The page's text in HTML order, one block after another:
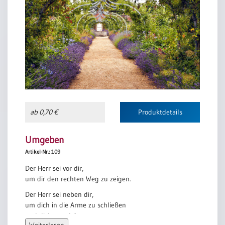
ab 0,70 € Produktdetails
Umgeben
Artikel-Nr.: 109
Der Herr sei vor dir,
um dir den rechten Weg zu zeigen.
Der Herr sei neben dir,
um dich in die Arme zu schließen
und dich zu schützen.